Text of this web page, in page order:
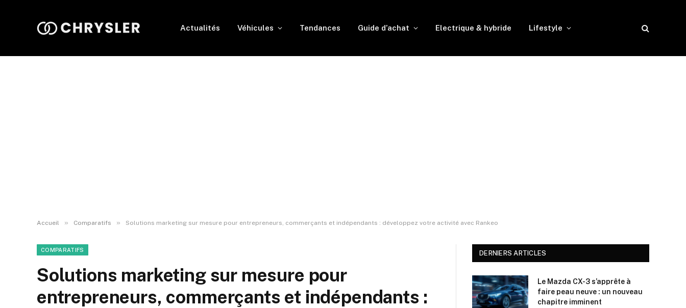
Actualités Véhicules Tendances Guide d’achat Electrique & hybride Lifestyle
Accueil » Comparatifs » Solutions marketing sur mesure pour entrepreneurs, commerçants et indépendants : développez votre activité avec Rankeo
COMPARATIFS
Solutions marketing sur mesure pour
entrepreneurs, commerçants et indépendants :
DERNIERS ARTICLES
Le Mazda CX-3 s’apprête à
faire peau neuve : un nouveau
chapitre imminent